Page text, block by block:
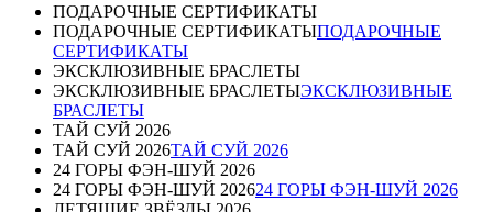
ПОДАРОЧНЫЕ СЕРТИФИКАТЫ
ПОДАРОЧНЫЕ СЕРТИФИКАТЫПОДАРОЧНЫЕ
СЕРТИФИКАТЫ
ЭКСКЛЮЗИВНЫЕ БРАСЛЕТЫ
ЭКСКЛЮЗИВНЫЕ БРАСЛЕТЫЭКСКЛЮЗИВНЫЕ
БРАСЛЕТЫ
ТАЙ СУЙ 2026
ТАЙ СУЙ 2026ТАЙ СУЙ 2026
24 ГОРЫ ФЭН-ШУЙ 2026
24 ГОРЫ ФЭН-ШУЙ 202624 ГОРЫ ФЭН-ШУЙ 2026